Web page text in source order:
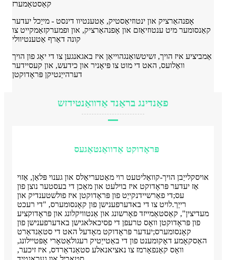
קאַסטאַמערז
אָפנהאַרציק און ינטוזיאַסטיק, אַטענטיוו דינסט - מייַכל יעדער
קאַנסומער מיט ענטוזיאַזם און אָפנהאַרציק, און ופמערקזאַמקייט צו
קונה דאַרף אַטענטיוולי
אַמביציע איז הויך, זשיטשואַנגהוייאַן איז באגאנגען צו די יאָג פון הויך
וואַלועס, האט די מוט צו פּיאָניר און כידעש, און קעסיידער
דערהייַנטיקן פּראָדוקטן
פאַנדינג בראַנד אַדוואַנטידזש
פּראָדוקט אַדוואַנטאַגעס
אויסקלייַבן הויך-קוואַליטעט רוי מאַטעריאַלס און גענוי פּלאַן, אַזוי
אַז יעדער פּראָדוקט איז בוילעט און מאַכן די בעסטער נוצן פון
עס;די פאַרשיידנקייַט פון פּראָדוקטן איז פולשטענדיק און
רייַך.לויט צו די באדערפענישן פון קאָנסומערס, "די רעכט
מעדיצין", קאַסטאַמייזד פאָרשונג און אַנטוויקלונג און פּראָדוקציע
פון ​​פּראָדוקטן וואָס טרעפן די פסיכאלאגישן באדערפענישן פון
קאָנסומערס;יעדער פּראָדוקט מאָדעל האט די סטאַנדאַרט
האַסקאָמע דאָקומענט פון די באַטייַטיק רעגולאַטאָרי אָפּטיילונג,
וואָס קאַנפאָרמז צו נאציאנאלע סטאַנדאַרדס, איז זיכער,